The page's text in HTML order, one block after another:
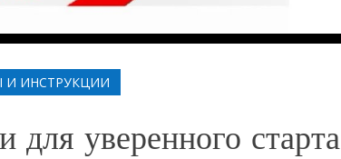
И ИНСТРУКЦИИ
для уверенного старта